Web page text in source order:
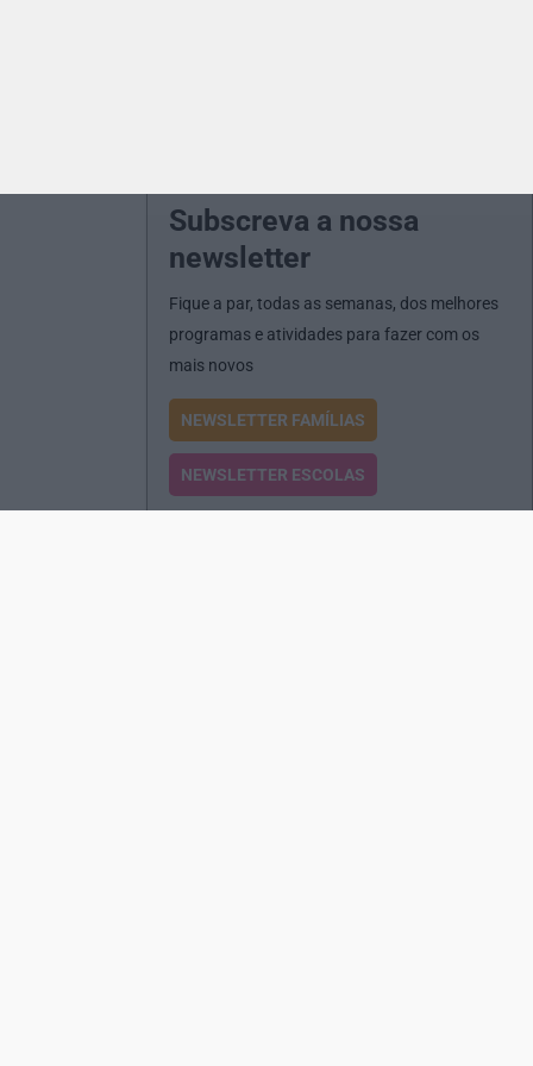
Subscreva a nossa
newsletter
Fique a par, todas as semanas, dos melhores
programas e atividades para fazer com os
mais novos
NEWSLETTER FAMÍLIAS
NEWSLETTER ESCOLAS